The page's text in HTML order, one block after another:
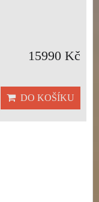
15990 Kč
DO KOŠÍKU